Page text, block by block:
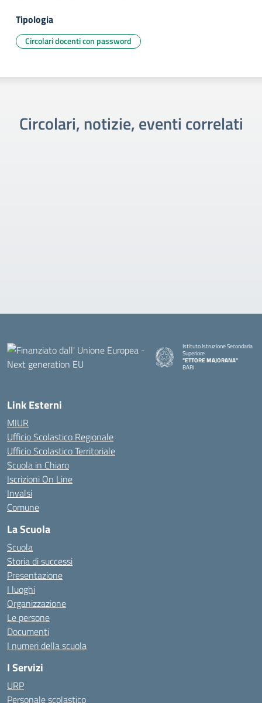
Tipologia
Circolari docenti con password
Circolari, notizie, eventi correlati
Istituto Istruzione Secondaria
Superiore
"ETTORE MAJORANA"
BARI
Link Esterni
MIUR
Ufficio Scolastico Regionale
Ufficio Scolastico Territoriale
Scuola in Chiaro
Iscrizioni On Line
Invalsi
Comune
La Scuola
Scuola
Storia di successi
Presentazione
I luoghi
Organizzazione
Le persone
Documenti
I numeri della scuola
I Servizi
URP
Personale scolastico